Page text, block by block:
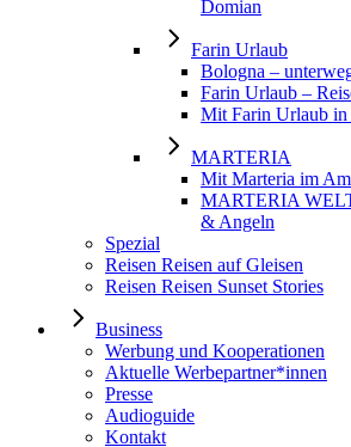
Domian
Farin Urlaub
Bologna –
Farin Urlaub –
Mit Farin Urlaub
MARTERIA
Mit Marteria im
MARTERIA
& Angeln
Spezial
Reisen Reisen auf Gleisen
Reisen Reisen Sunset Stories
Business
Werbung und Kooperationen
Aktuelle Werbepartner*innen
Presse
Audioguide
Kontakt